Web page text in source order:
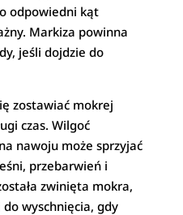
odpowiedni kąt
Markiza powinna
jeśli dojdzie do
zostawiać mokrej
czas. Wilgoć
nawoju może sprzyjać
przebarwień i
zwinięta mokra,
wyschnięcia, gdy